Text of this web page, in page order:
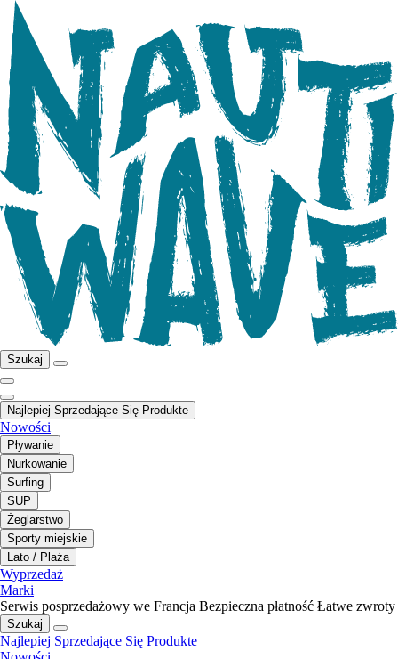
Szukaj
Najlepiej Sprzedające Się Produkte
Nowości
Pływanie
Nurkowanie
Surfing
SUP
Żeglarstwo
Sporty miejskie
Lato / Plaża
Wyprzedaż
Marki
Serwis posprzedażowy we Francja Bezpieczna płatność Łatwe zwroty
Szukaj
Najlepiej Sprzedające Się Produkte